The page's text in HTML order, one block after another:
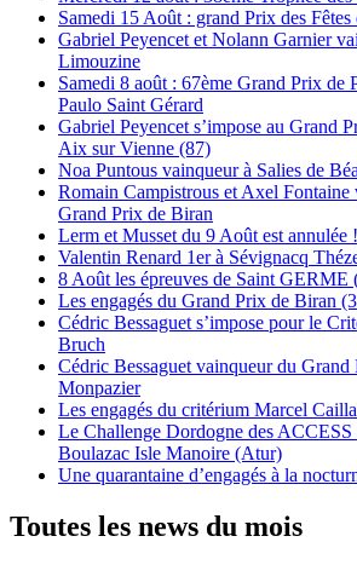
Samedi 15 Août : grand Prix des
Gabriel Peyencet et Nolann Garnier
Limouzine
Samedi 8 août : 67ème Grand Prix
Paulo Saint Gérard
Gabriel Peyencet s’impose au Grand
Aix sur Vienne (87)
Noa Puntous vainqueur à Salies de
Romain Campistrous et Axel Fontaine
Grand Prix de Biran
Lerm et Musset du 9 Août est annulée !
Valentin Renard 1er à Sévignacq
8 Août les épreuves de Saint GERME
Les engagés du Grand Prix de Biran
Cédric Bessaguet s’impose pour le
Bruch
Cédric Bessaguet vainqueur du
Monpazier
Les engagés du critérium Marcel
Le Challenge Dordogne des ACCESS
Boulazac Isle Manoire (Atur)
Une quarantaine d’engagés à la
Toutes les news du mois